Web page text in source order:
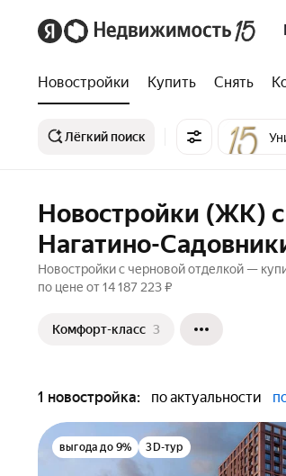
Новостройки Купить Снять
Лёгкий поиск
Новостройки (ЖК) с
Нагатино-
Новостройки с черновой отделкой —
по цене от 14 187 223 ₽
Комфорт-класс 3
1 новостройка: по актуальности
выгода до 9% 3D-тур